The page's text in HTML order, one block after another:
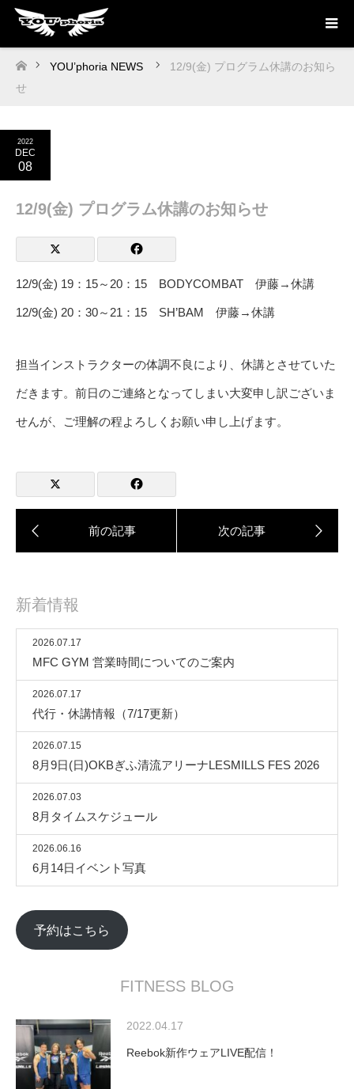
ホーム
YOU’phoria NEWS
12/9(金) プログラム休講のお知ら
せ
2022
DEC
08
12/9(金) プログラム休講のお知らせ
12/9(金) 19：15～20：15 BODYCOMBAT 伊藤→休講
12/9(金) 20：30～21：15 SH’BAM 伊藤→休講
担当インストラクターの体調不良により、休講とさせていた
だきます。前日のご連絡となってしまい大変申し訳ございま
せんが、ご理解の程よろしくお願い申し上げます。
新着情報
2026.07.17
MFC GYM 営業時間についてのご案内
2026.07.17
代行・休講情報（7/17更新）
2026.07.15
8月9日(日)OKBぎふ清流アリーナLESMILLS FES 2026
2026.07.03
8月タイムスケジュール
2026.06.16
6月14日イベント写真
予約はこちら
FITNESS BLOG
2022.04.17
Reebok新作ウェアLIVE配信！